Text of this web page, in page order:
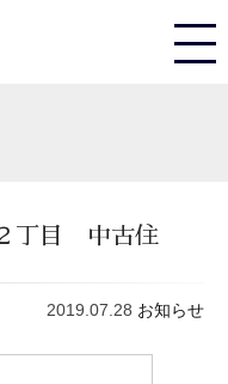
丁目 中古住
2019.07.28 お知らせ